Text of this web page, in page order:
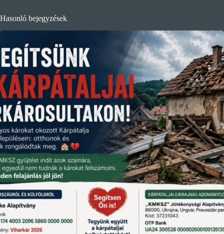
Hasonló bejegyzések